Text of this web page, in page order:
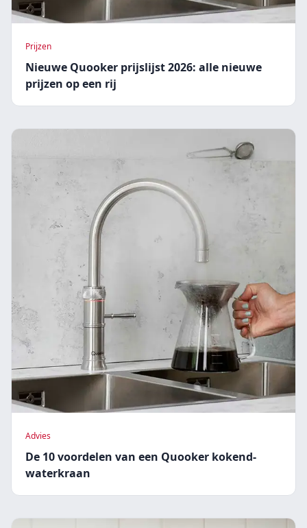
Prijzen
Nieuwe Quooker prijslijst 2026: alle nieuwe
prijzen op een rij
Advies
De 10 voordelen van een Quooker kokend-
waterkraan